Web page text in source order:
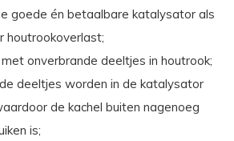
goede én betaalbare katalysator als
houtrookoverlast;
onverbrande deeltjes in houtrook;
deeltjes worden in de katalysator
de kachel buiten nagenoeg
is;